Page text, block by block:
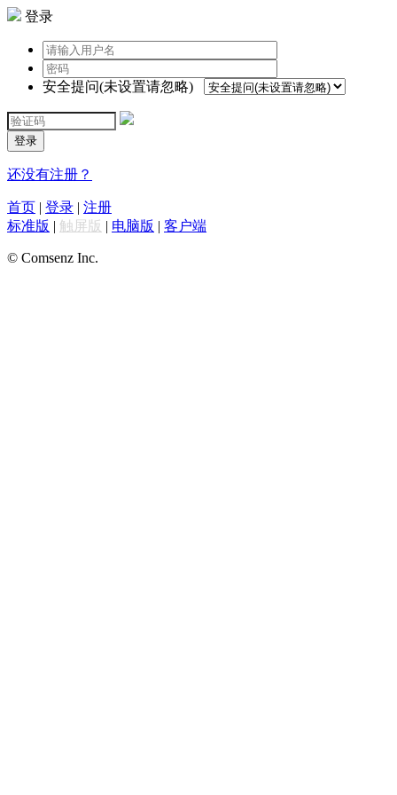
登录
安全提问(未设置请忽略)
登录
还没有注册？
首页 | 登录 | 注册
标准版 | 触屏版 | 电脑版 | 客户端
© Comsenz Inc.